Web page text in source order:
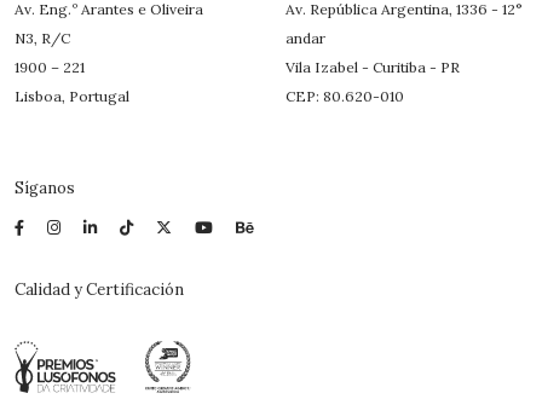
Av. Eng.º Arantes e Oliveira
N3, R/C
1900 – 221
Lisboa, Portugal
Av. República Argentina, 1336 - 12°
andar
Vila Izabel - Curitiba - PR
CEP: 80.620-010
Síganos
Calidad y Certificación